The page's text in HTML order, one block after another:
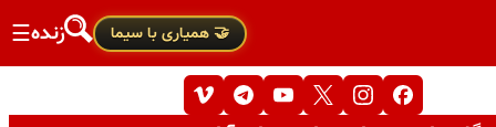
🤝 همیاری با سیما زنده☰